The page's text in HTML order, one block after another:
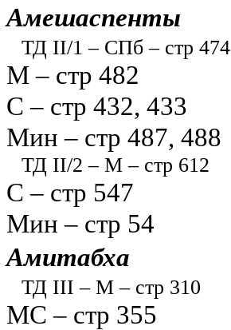
Амешаспенты
ТД II/1 – СПб – стр 474
М – стр 482
С – стр 432, 433
Мин – стр 487, 488
ТД II/2 – М – стр 612
С – стр 547
Мин – стр 54
Амитабха
ТД III – М – стр 310
МС – стр 355